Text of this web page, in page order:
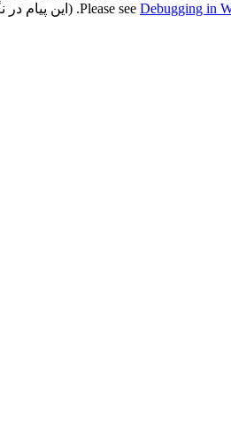
Debugging in